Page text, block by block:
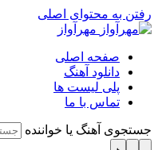
رفتن به محتوای اصلی
مهرآواز
صفحه اصلی
دانلود آهنگ
پلی لیست ها
تماس با ما
جستجوی آهنگ یا خواننده